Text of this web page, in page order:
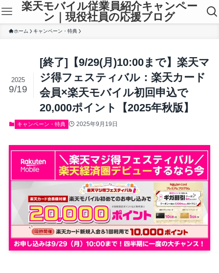
楽天モバイル従業員紹介キャンペー
ン｜現役社員の応援ブログ
ホーム キャンペーン・特典
[終了]【9/29(月)10:00まで】楽天マ
ジ得フェスティバル：楽天カード
会員×楽天モバイル初回申込で
20,000ポイント【2025年秋版】
2025
9/19
キャンペーン・特典 2025年9月19日